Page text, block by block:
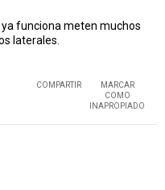
ya funciona meten muchos
laterales.
COMPARTIR
MARCAR
COMO
INAPROPIADO